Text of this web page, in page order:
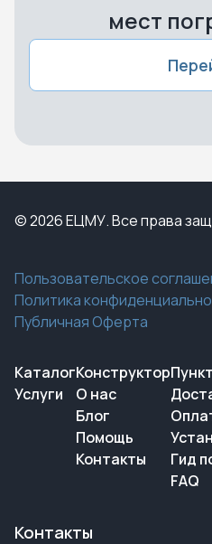
мест
© 2026 ЕЦМУ. Все права
Пользовательское
Политика
Публичная Оферта
Каталог
Услуги
Конструктор
О нас
Блог
Помощь
Контакты
Гид
FAQ
Контакты